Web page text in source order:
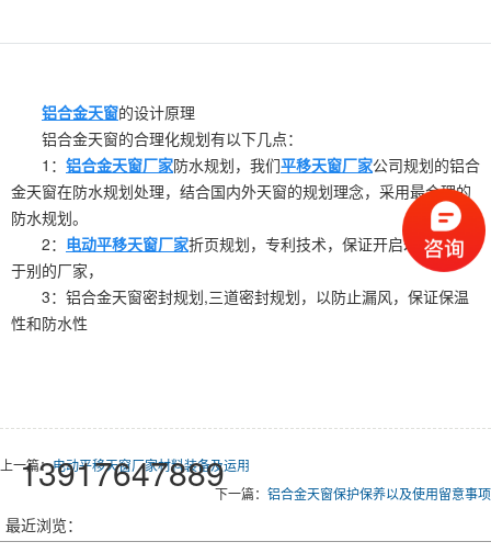
铝合金天窗的设计原理
铝合金天窗的合理化规划有以下几点：
1： 铝合金天窗厂家防水规划，我们平移天窗厂家公司规划的铝合
金天窗在防水规划处理，结合国内外天窗的规划理念，采用最合理的
防水规划。
2： 电动平移天窗厂家折页规划，专利技术，保证开启寿命，不同
于别的厂家，
3：铝合金天窗密封规划,三道密封规划，以防止漏风，保证保温
性和防水性
上一篇：电动平移天窗厂家材料装备及运用
下一篇： 铝合金天窗保护保养以及使用留意事项
最近浏览：
13917647889